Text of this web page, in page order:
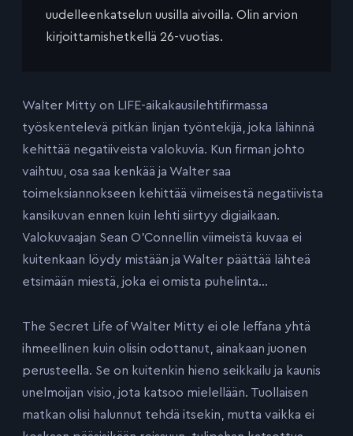
uudelleenkatselun uusilla aivoilla. Olin arvion
kirjoittamishetkellä 26-vuotias.
Walter Mitty on LIFE-aikakausilehtifirmassa
työskentelevä pitkän linjan työntekijä, joka lähinnä
kehittää negatiiveista valokuvia. Kun firman johto
vaihtuu, osa saa kenkää ja Walter saa
toimeksiannokseen kehittää viimeisestä negatiivista
kansikuvan ennen kuin lehti siirtyy digiaikaan.
Valokuvaajan Sean O’Connellin viimeistä kuvaa ei
kuitenkaan löydy mistään ja Walter päättää lähteä
etsimään miestä, joka ei omista puhelinta…
The Secret Life of Walter Mitty ei ole leffana yhtä
ihmeellinen kuin olisin odottanut, ainakaan juonen
perusteella. Se on kuitenkin hieno seikkailu ja kaunis
unelmoijan visio, jota katsoo mielellään. Tuollaisen
matkan olisi halunnut tehdä itsekin, mutta vaikka ei